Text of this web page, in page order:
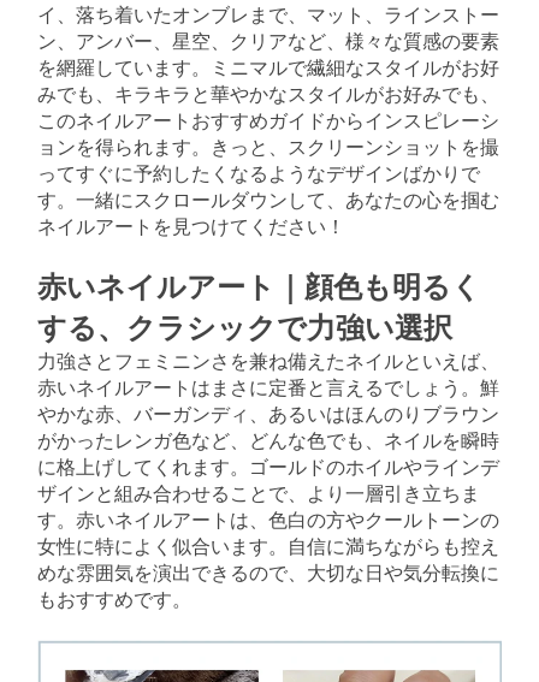
イ、落ち着いたオンブレまで、マット、ラインストー
ン、アンバー、星空、クリアなど、様々な質感の要素
を網羅しています。ミニマルで繊細なスタイルがお好
みでも、キラキラと華やかなスタイルがお好みでも、
このネイルアートおすすめガイドからインスピレーシ
ョンを得られます。きっと、スクリーンショットを撮
ってすぐに予約したくなるようなデザインばかりで
す。一緒にスクロールダウンして、あなたの心を掴む
ネイルアートを見つけてください！
赤いネイルアート｜顔色も明るく
する、クラシックで力強い選択
力強さとフェミニンさを兼ね備えたネイルといえば、
赤いネイルアートはまさに定番と言えるでしょう。鮮
やかな赤、バーガンディ、あるいはほんのりブラウン
がかったレンガ色など、どんな色でも、ネイルを瞬時
に格上げしてくれます。ゴールドのホイルやラインデ
ザインと組み合わせることで、より一層引き立ちま
す。赤いネイルアートは、色白の方やクールトーンの
女性に特によく似合います。自信に満ちながらも控え
めな雰囲気を演出できるので、大切な日や気分転換に
もおすすめです。